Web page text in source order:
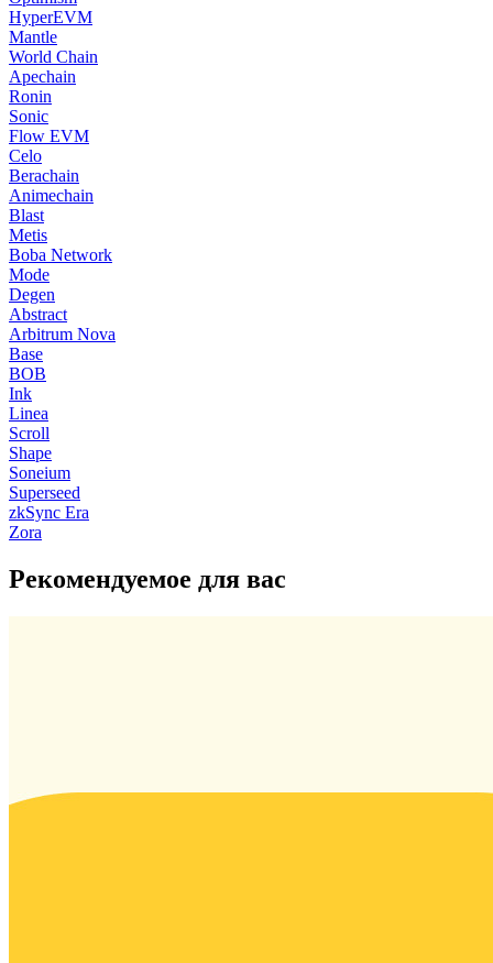
HyperEVM
Mantle
World Chain
Apechain
Ronin
Sonic
Flow EVM
Celo
Berachain
Animechain
Blast
Metis
Boba Network
Mode
Degen
Abstract
Arbitrum Nova
Base
BOB
Ink
Linea
Scroll
Shape
Soneium
Superseed
zkSync Era
Zora
Рекомендуемое для вас